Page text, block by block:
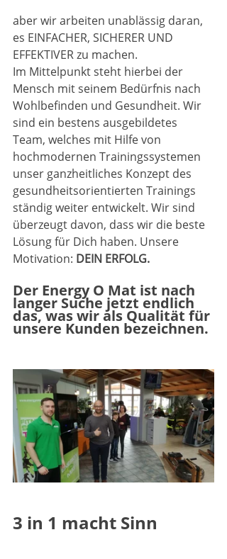
aber wir arbeiten unablässig daran,
es EINFACHER, SICHERER UND
EFFEKTIVER zu machen.
Im Mittelpunkt steht hierbei der
Mensch mit seinem Bedürfnis nach
Wohlbefinden und Gesundheit. Wir
sind ein bestens ausgebildetes
Team, welches mit Hilfe von
hochmodernen Trainingssystemen
unser ganzheitliches Konzept des
gesundheitsorientierten Trainings
ständig weiter entwickelt. Wir sind
überzeugt davon, dass wir die beste
Lösung für Dich haben. Unsere
Motivation: DEIN ERFOLG.
Der Energy O Mat ist nach
langer Suche jetzt endlich
das, was wir als Qualität für
unsere Kunden bezeichnen.
3 in 1 macht Sinn